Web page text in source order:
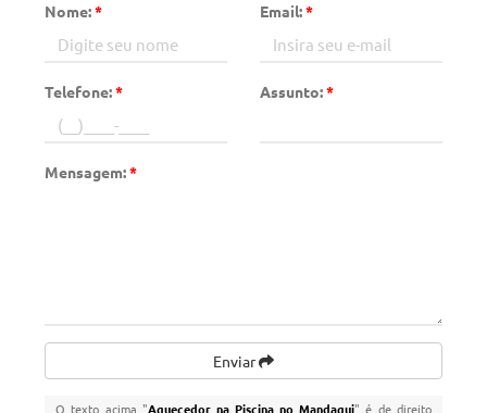
Nome:* Email:*
Telefone:* Assunto:*
Mensagem:*
Enviar
O texto acima "Aquecedor na Piscina no Mandaqui" é de direito